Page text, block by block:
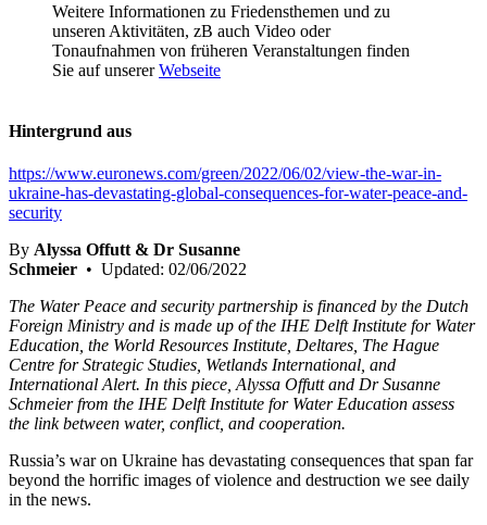
Weitere Informationen zu Friedensthemen und zu
unseren Aktivitäten, zB auch Video oder
Tonaufnahmen von früheren Veranstaltungen finden
Sie auf unsererWebseite
Hintergrund aus
https://www.euronews.com/green/2022/06/02/view-the-war-in-
ukraine-has-devastating-global-consequences-for-water-peace-and-
security
By Alyssa Offutt & Dr Susanne
Schmeier • Updated: 02/06/2022
The Water Peace and security partnership is financed by the Dutch
Foreign Ministry and is made up of the IHE Delft Institute for Water
Education, the World Resources Institute, Deltares, The Hague
Centre for Strategic Studies, Wetlands International, and
International Alert. In this piece, Alyssa Offutt and Dr Susanne
Schmeier from the IHE Delft Institute for Water Education assess
the link between water, conflict, and cooperation.
Russia’s war on Ukraine has devastating consequences that span far
beyond the horrific images of violence and destruction we see daily
in the news.